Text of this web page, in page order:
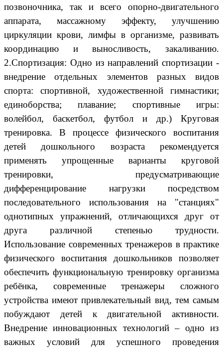
позвоночника, так и всего опорно-двигательного
аппарата, массажному эффекту, улучшению
циркуляции крови, лимфы в организме, развивать
координацию и выносливость, закаливанию.
2.Спортизация: Одно из направлений спортизации -
внедрение отдельных элементов разных видов
спорта: спортивной, художественной гимнастики;
единоборства; плавание; спортивные игры:
волейбол, баскетбол, футбол и др.) Круговая
тренировка. В процессе физического воспитания
детей дошкольного возраста рекомендуется
применять упрощенные варианты круговой
тренировки, предусматривающие
дифференцирование нагрузки посредством
последовательного использования на "станциях"
однотипных упражнений, отличающихся друг от
друга различной степенью трудности.
Использование современных тренажеров в практике
физического воспитания дошкольников позволяет
обеспечить функциональную тренировку организма
ребёнка, современные тренажеры сложного
устройства имеют привлекательный вид, тем самым
побуждают детей к двигательной активности.
Внедрение инновационных технологий – одно из
важных условий для успешного проведения